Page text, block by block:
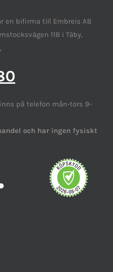
en bifirma till Embreis AB
11B i Täby,
.
på telefon mån-tors 9-
och har ingen fysiskt